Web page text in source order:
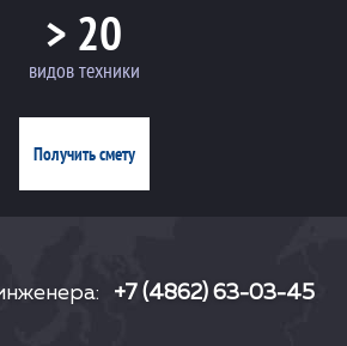
> 20
видов техники
Получить смету
+7 (4862) 63-03-45